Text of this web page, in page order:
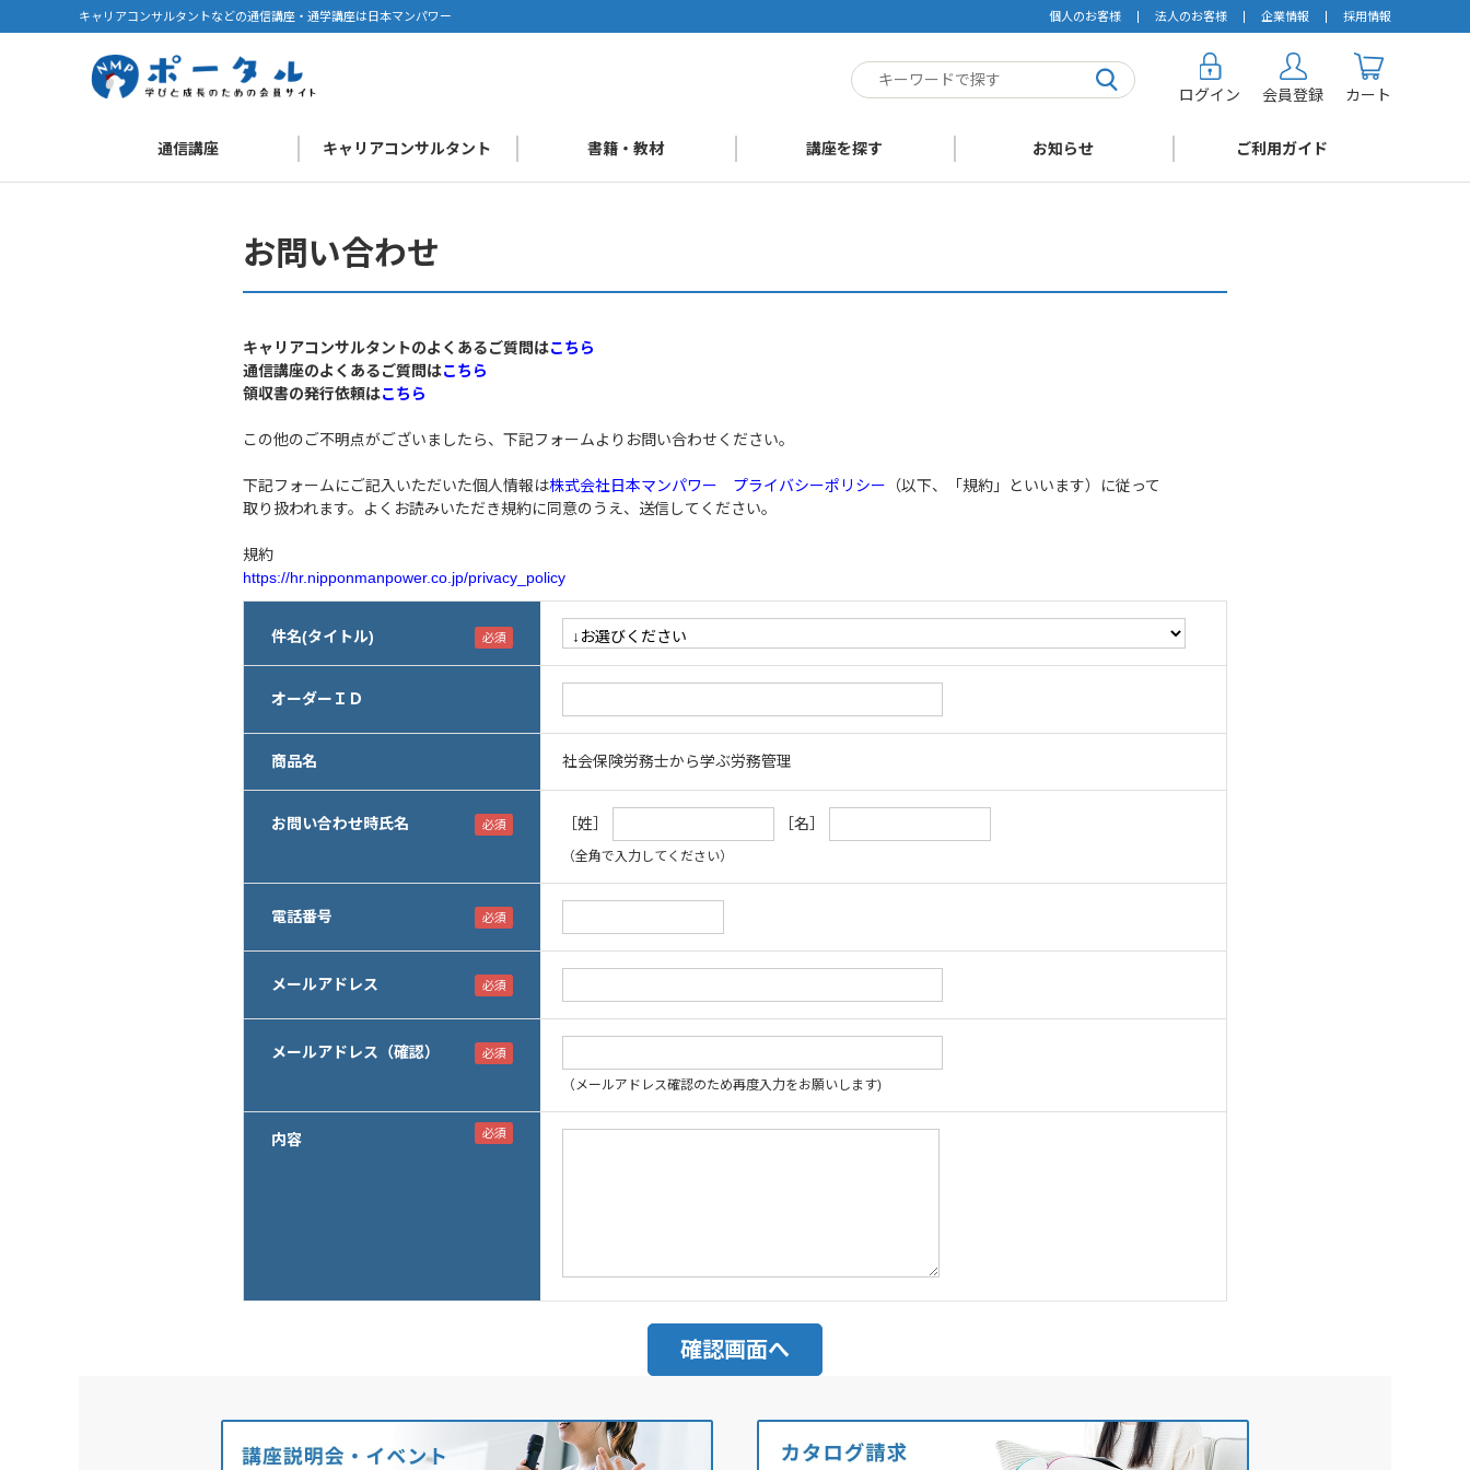
キャリアコンサルタントなどの通信講座・通学講座は日本マンパワー 個人のお客様 法人のお客様 企業情報 採用情報
ログイン 会員登録 カート
通信講座 キャリアコンサルタント 書籍・教材 講座を探す お知らせ ご利用ガイド
お問い合わせ
キャリアコンサルタントのよくあるご質問はこちら
通信講座のよくあるご質問はこちら
領収書の発行依頼はこちら
この他のご不明点がございましたら、下記フォームよりお問い合わせください。
下記フォームにご記入いただいた個人情報は株式会社日本マンパワー プライバシーポリシー （以下、「規約」といいます）に従って
取り扱われます。よくお読みいただき規約に同意のうえ、送信してください。
規約
https://hr.nipponmanpower.co.jp/privacy_policy
件名(タイトル)
オーダーＩＤ
商品名 社会保険労務士から学ぶ労務管理
お問い合わせ時氏名 ［姓］ ［名］
（全角で入力してください）
電話番号
メールアドレス
メールアドレス（確認）
（メールアドレス確認のため再度入力をお願いします)
内容